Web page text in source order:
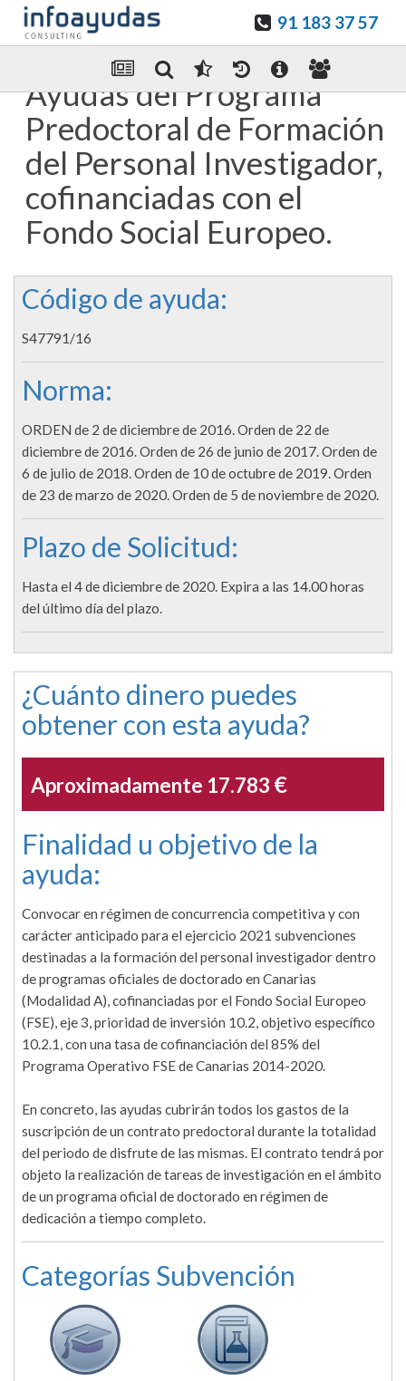
91 183 37 57
Enviar Por email
Ayudas del Programa
Predoctoral de Formación
del Personal Investigador,
cofinanciadas con el
Fondo Social Europeo.
Código de ayuda:
S47791/16
Norma:
ORDEN de 2 de diciembre de 2016. Orden de 22 de
diciembre de 2016. Orden de 26 de junio de 2017. Orden de
6 de julio de 2018. Orden de 10 de octubre de 2019. Orden
de 23 de marzo de 2020. Orden de 5 de noviembre de 2020.
Plazo de Solicitud:
Hasta el 4 de diciembre de 2020. Expira a las 14.00 horas
del último día del plazo.
¿Cuánto dinero puedes
obtener con esta ayuda?
Aproximadamente 17.783 €
Finalidad u objetivo de la
ayuda:
Convocar en régimen de concurrencia competitiva y con
carácter anticipado para el ejercicio 2021 subvenciones
destinadas a la formación del personal investigador dentro
de programas oficiales de doctorado en Canarias
(Modalidad A), cofinanciadas por el Fondo Social Europeo
(FSE), eje 3, prioridad de inversión 10.2, objetivo específico
10.2.1, con una tasa de cofinanciación del 85% del
Programa Operativo FSE de Canarias 2014-2020.
En concreto, las ayudas cubrirán todos los gastos de la
suscripción de un contrato predoctoral durante la totalidad
del periodo de disfrute de las mismas. El contrato tendrá por
objeto la realización de tareas de investigación en el ámbito
de un programa oficial de doctorado en régimen de
dedicación a tiempo completo.
Categorías Subvención